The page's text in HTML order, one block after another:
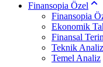
Finansopia Özel
Finansopia
Ekonomik
Finansal
Teknik Analiz
Temel Analiz